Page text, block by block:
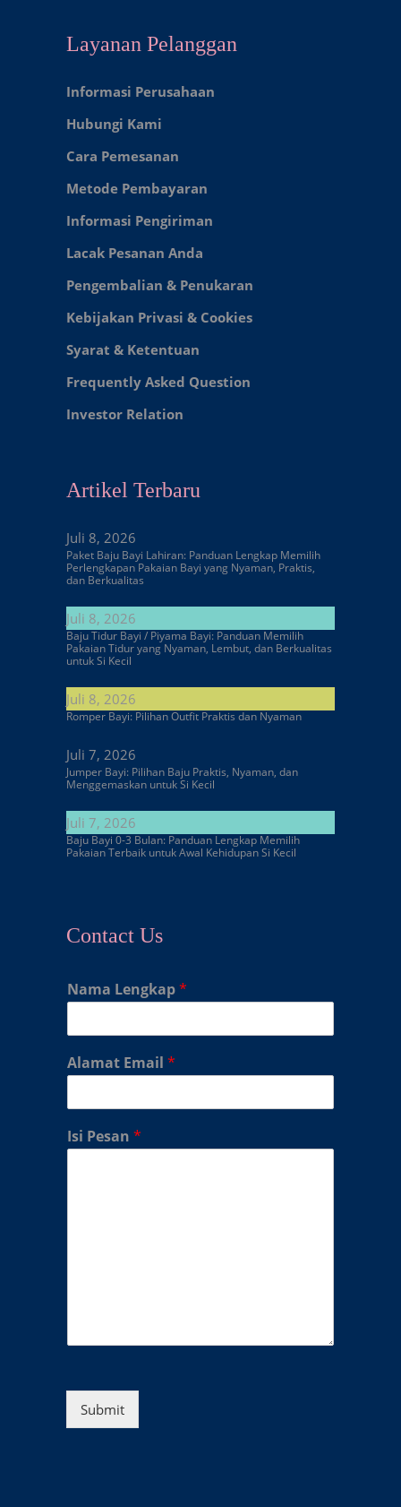
Layanan Pelanggan
Informasi Perusahaan
Hubungi Kami
Cara Pemesanan
Metode Pembayaran
Informasi Pengiriman
Lacak Pesanan Anda
Pengembalian & Penukaran
Kebijakan Privasi & Cookies
Syarat & Ketentuan
Frequently Asked Question
Investor Relation
Artikel Terbaru
Juli 8, 2026
Paket Baju Bayi Lahiran: Panduan Lengkap Memilih
Perlengkapan Pakaian Bayi yang Nyaman, Praktis,
dan Berkualitas
Juli 8, 2026
Baju Tidur Bayi / Piyama Bayi: Panduan Memilih
Pakaian Tidur yang Nyaman, Lembut, dan Berkualitas
untuk Si Kecil
Juli 8, 2026
Romper Bayi: Pilihan Outfit Praktis dan Nyaman
Juli 7, 2026
Jumper Bayi: Pilihan Baju Praktis, Nyaman, dan
Menggemaskan untuk Si Kecil
Juli 7, 2026
Baju Bayi 0-3 Bulan: Panduan Lengkap Memilih
Pakaian Terbaik untuk Awal Kehidupan Si Kecil
Contact Us
Nama Lengkap*
Alamat Email *
Isi Pesan *
Submit